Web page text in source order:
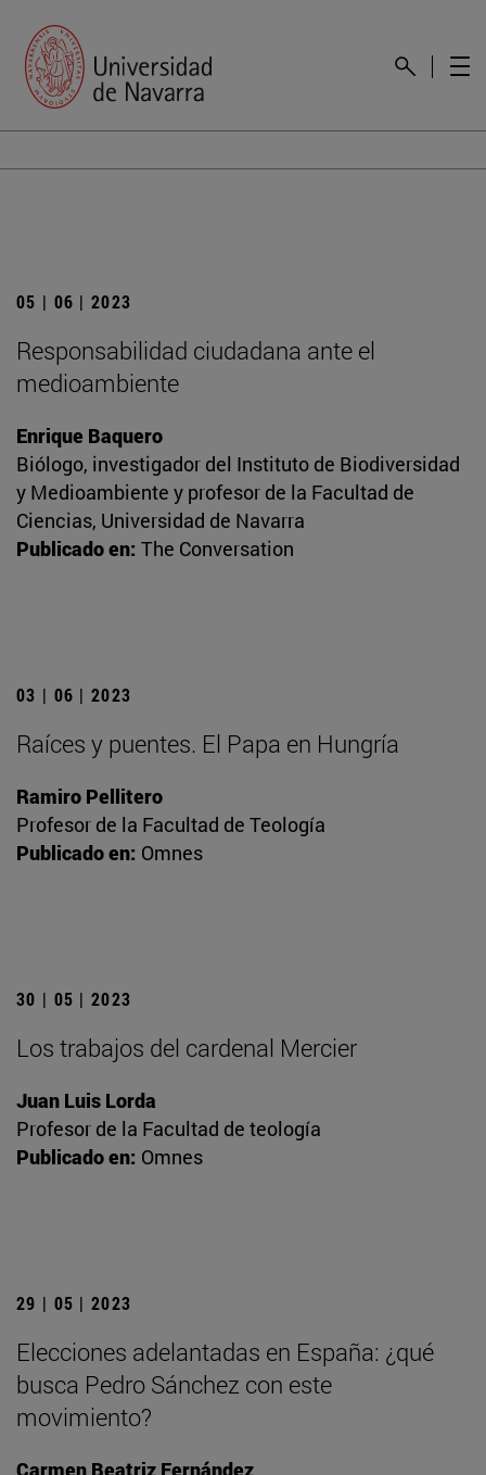
05 | 06 | 2023
Responsabilidad ciudadana ante el
medioambiente
Enrique Baquero
Biólogo, investigador del Instituto de Biodiversidad
y Medioambiente y profesor de la Facultad de
Ciencias, Universidad de Navarra
Publicado en: The Conversation
03 | 06 | 2023
Raíces y puentes. El Papa en Hungría
Ramiro Pellitero
Profesor de la Facultad de Teología
Publicado en: Omnes
30 | 05 | 2023
Los trabajos del cardenal Mercier
Juan Luis Lorda
Profesor de la Facultad de teología
Publicado en: Omnes
29 | 05 | 2023
Elecciones adelantadas en España: ¿qué
busca Pedro Sánchez con este
movimiento?
Carmen Beatriz Fernández